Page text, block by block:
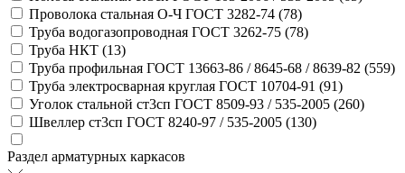
Проволока стальная О-Ч ГОСТ 3282-74 (78)
Труба водогазопроводная ГОСТ 3262-75 (78)
Труба НКТ (13)
Труба профильная ГОСТ 13663-86 / 8645-68 / 8639-82 (559)
Труба электросварная круглая ГОСТ 10704-91 (91)
Уголок стальной ст3сп ГОСТ 8509-93 / 535-2005 (260)
Швеллер ст3сп ГОСТ 8240-97 / 535-2005 (130)
Раздел арматурных каркасов